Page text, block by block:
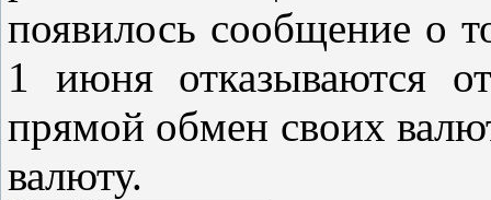
появилось сообщение о
1 июня отказываются
прямой обмен своих
валюту.